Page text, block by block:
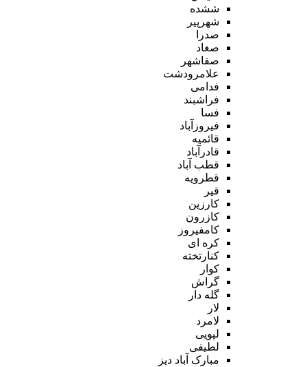
ششده
شهرپیر
صدرا
صغاد
صفاشهر
علامرودشت
فدامی
فراشبند
فسا
فیروزآباد
قائمیه
قادرآباد
قطب آباد
قطرویه
قیر
کارزین
کازرون
کامفیروز
کره ای
کنارتخته
کوار
گراش
گله دار
لار
لامرد
لپویی
لطیفی
مبارک آباد دیز